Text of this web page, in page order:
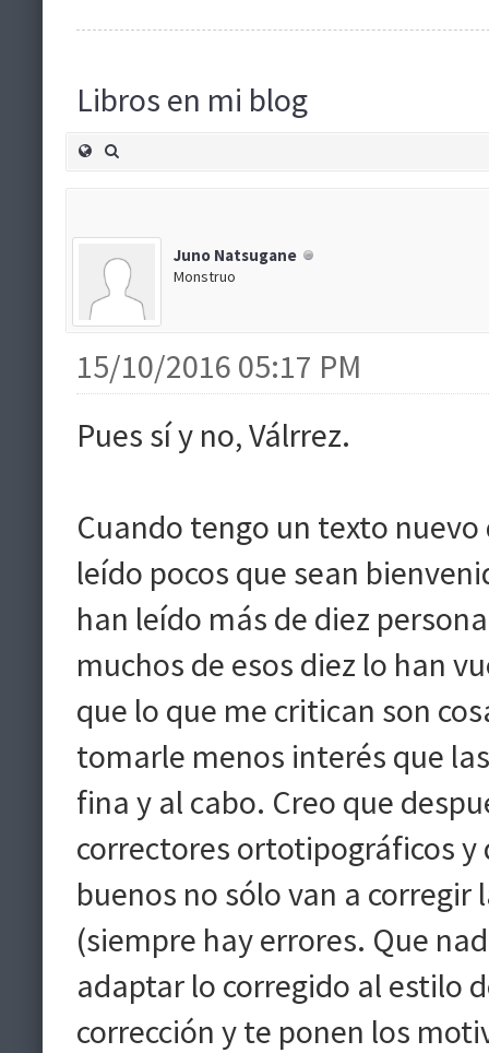
Libros en mi blog
Juno Natsugane
Monstruo
15/10/2016 05:17 PM
Pues sí y no, Válrrez.
Cuando tengo un texto
leído pocos que sean
han leído más de diez
muchos de esos diez lo han
que lo que me critican son
tomarle menos interés que
fina y al cabo. Creo que
correctores ortotipográficos
buenos no sólo van a
(siempre hay errores. Que
adaptar lo corregido al estilo
corrección y te ponen los